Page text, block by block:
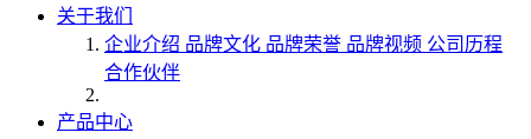
关于我们
企业介绍 品牌文化 品牌荣誉 品牌视频 公司历程
合作伙伴
产品中心